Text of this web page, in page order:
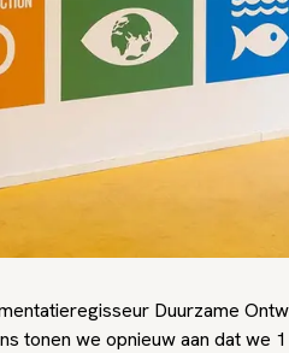
Duurzame
tonen we opnieuw aan dat we